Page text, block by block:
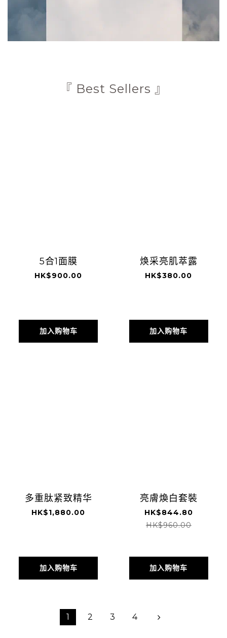
『 Best Sellers 』
5合1面膜
HK$900.00
加入购物车
焕采亮肌萃露
HK$380.00
加入购物车
多重肽紧致精华
HK$1,880.00
加入购物车
亮膚煥白套裝
HK$844.80
HK$960.00
加入购物车
1 2 3 4